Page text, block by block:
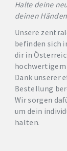
Halte deine
deinen
Unsere
befinden sich
dir in
hochwertigem
Dank unserer
Bestellung
Wir sorgen
um dein
halten.